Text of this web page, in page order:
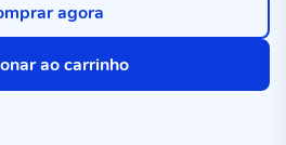
ao carrinho
agora